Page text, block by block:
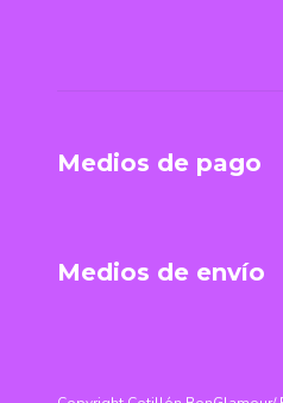
Medios de pago
Medios de envío